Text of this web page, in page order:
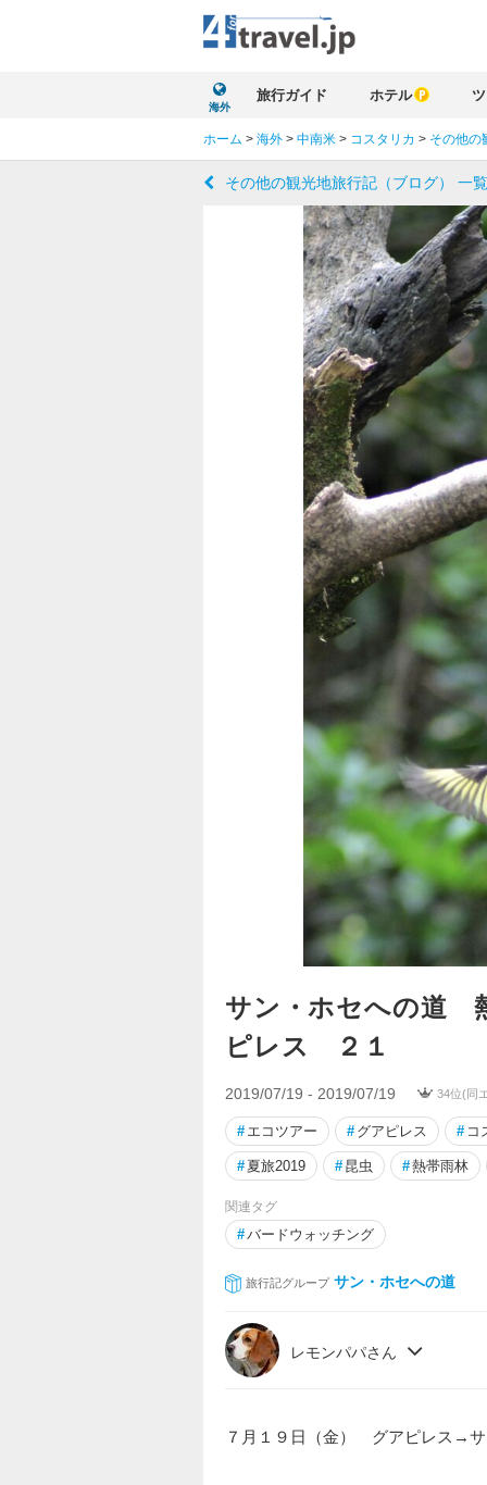
海外
旅行ガイド ホテル
ホーム > 海外 > 中南米 > コスタリカ > その他の
その他の観光地旅行記（ブログ） 一
サン・ホセへの道
ピレス ２１
2019/07/19 - 2019/07/19 34位(同
# エコツアー # グアピレス # コ
# 夏旅2019 # 昆虫 #熱帯雨林
関連タグ
#バードウォッチング
旅行記グループ サン・ホセへの道
レモンパパさん
７月１９日（金） グアピレス→